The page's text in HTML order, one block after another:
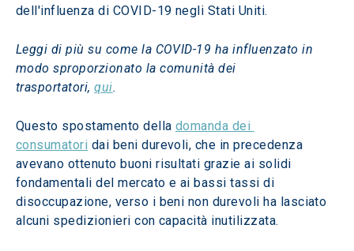
dell'influenza di COVID-19 negli Stati Uniti.
Leggi di più su come la COVID-19 ha influenzato in
modo sproporzionato la comunità dei
trasportatori, qui.
Questo spostamento della domanda dei
consumatori dai beni durevoli, che in precedenza
avevano ottenuto buoni risultati grazie ai solidi
fondamentali del mercato e ai bassi tassi di
disoccupazione, verso i beni non durevoli ha lasciato
alcuni spedizionieri con capacità inutilizzata.